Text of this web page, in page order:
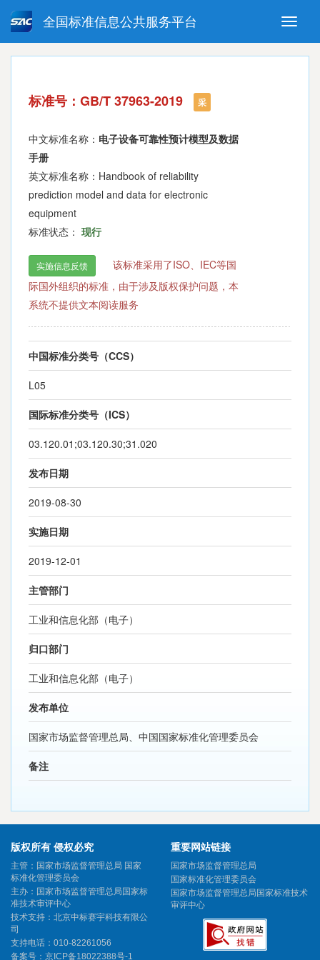
Toggle
全国标准信息公共服务平台
强制性国家标准 推荐性国家标准
指导性技术文件 (National standards in foreign
language version)
标准号：GB/T 37963-2019 采
中文标准名称： 电子设备可靠性预计模型及数据
手册
英文标准名称：Handbook of reliability
prediction model and data for electronic
equipment
标准状态： 现行
实施信息反馈
该标准采用了ISO、IEC等国
际国外组织的标准，由于涉及版权保护问题，本
系统不提供文本阅读服务
中国标准分类号（CCS）
L05
国际标准分类号（ICS）
03.120.01;03.120.30;31.020
发布日期
2019-08-30
实施日期
2019-12-01
主管部门
工业和信息化部（电子）
归口部门
工业和信息化部（电子）
发布单位
国家市场监督管理总局、中国国家标准化管理委员会
备注
版权所有 侵权必究
主管：国家市场监督管理总局 国家
标准化管理委员会
主办：国家市场监督管理总局国家标
准技术审评中心
技术支持：北京中标赛宇科技有限公
司
支持电话：010-82261056
备案号： 京ICP备18022388号-1
重要网站链接
国家市场监督管理总局
国家标准化管理委员会
国家市场监督管理总局国家标准技术
审评中心